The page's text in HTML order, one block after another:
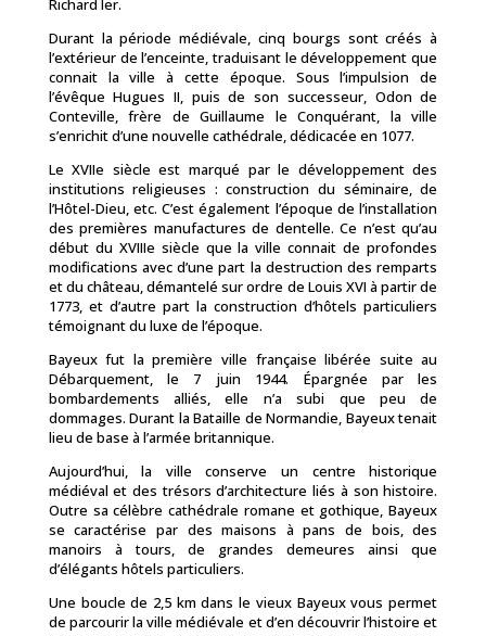
Richard Ier.
Durant la période médiévale, cinq bourgs sont créés à
l’extérieur de l’enceinte, traduisant le développement que
connait la ville à cette époque. Sous l’impulsion de
l’évêque Hugues II, puis de son successeur, Odon de
Conteville, frère de Guillaume le Conquérant, la ville
s’enrichit d’une nouvelle cathédrale, dédicacée en 1077.
Le XVIIe siècle est marqué par le développement des
institutions religieuses : construction du séminaire, de
l’Hôtel-Dieu, etc. C’est également l’époque de l’installation
des premières manufactures de dentelle. Ce n’est qu’au
début du XVIIIe siècle que la ville connait de profondes
modifications avec d’une part la destruction des remparts
et du château, démantelé sur ordre de Louis XVI à partir de
1773, et d’autre part la construction d’hôtels particuliers
témoignant du luxe de l’époque.
Bayeux fut la première ville française libérée suite au
Débarquement, le 7 juin 1944. Épargnée par les
bombardements alliés, elle n’a subi que peu de
dommages. Durant la Bataille de Normandie, Bayeux tenait
lieu de base à l’armée britannique.
Aujourd’hui, la ville conserve un centre historique
médiéval et des trésors d’architecture liés à son histoire.
Outre sa célèbre cathédrale romane et gothique, Bayeux
se caractérise par des maisons à pans de bois, des
manoirs à tours, de grandes demeures ainsi que
d’élégants hôtels particuliers.
Une boucle de 2,5 km dans le vieux Bayeux vous permet
de parcourir la ville médiévale et d’en découvrir l’histoire et